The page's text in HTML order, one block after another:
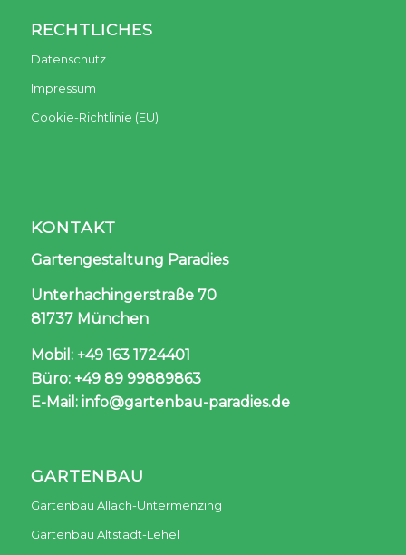
RECHTLICHES
Datenschutz
Impressum
Cookie-Richtlinie (EU)
KONTAKT
Gartengestaltung Paradies
Unterhachingerstraße 70
81737 München
Mobil: +49 163 1724401
Büro: +49 89 99889863
E-Mail: info@gartenbau-paradies.de
GARTENBAU
Gartenbau Allach-Untermenzing
Gartenbau Altstadt-Lehel